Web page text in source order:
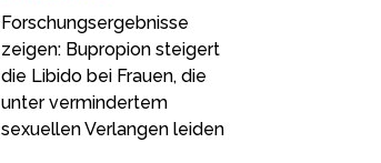
Forschungsergebnisse
zeigen: Bupropion steigert
die Libido bei Frauen, die
unter vermindertem
sexuellen Verlangen leiden